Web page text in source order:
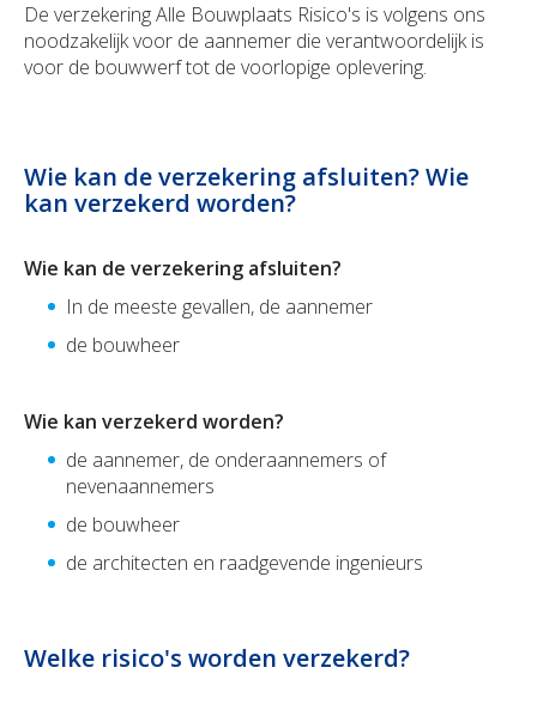
De verzekering Alle Bouwplaats Risico's is volgens ons
noodzakelijk voor de aannemer die verantwoordelijk is
voor de bouwwerf tot de voorlopige oplevering.
Wie kan de verzekering afsluiten? Wie
kan verzekerd worden?
Wie kan de verzekering afsluiten?
In de meeste gevallen, de aannemer
de bouwheer
Wie kan verzekerd worden?
de aannemer, de onderaannemers of
nevenaannemers
de bouwheer
de architecten en raadgevende ingenieurs
Welke risico's worden verzekerd?